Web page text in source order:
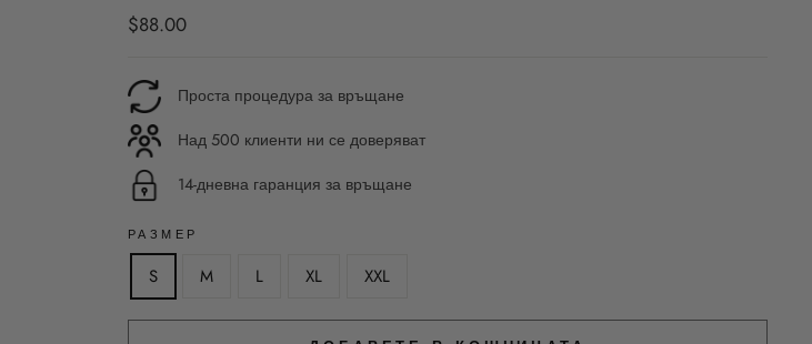
Редовна
$88.00
Проста процедура за връщане
Над 500 клиенти ни се доверяват
14-дневна гаранция за връщане
РАЗМЕР
S M L XL XXL